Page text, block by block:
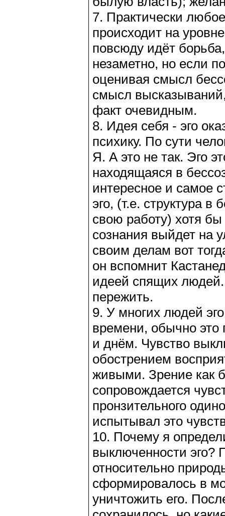
7. Практически
происходит на
повсюду идёт
незаметно, но если
оценивая смысл
смысл высказываний,
факт очевидным.
8. Идея себя - эго
психику. По сути
Я. А это не так. Эго
находящаяся в
интересное и самое
эго, (т.е. структура в
свою работу) хотя
сознания выйдет на
своим делам вот
он вспомнит
идеей спящих людей.
пережить.
9. У многих людей
времени, обычно это
и днём. Чувство
обострением
живыми. Зрение как
сопровождается
пронзительного
испытывал это
10. Почему я
выключенности эго?
относительно
сформировалось в
уничтожить его.